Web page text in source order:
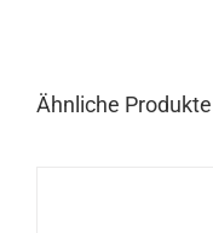
Ähnliche Produkte